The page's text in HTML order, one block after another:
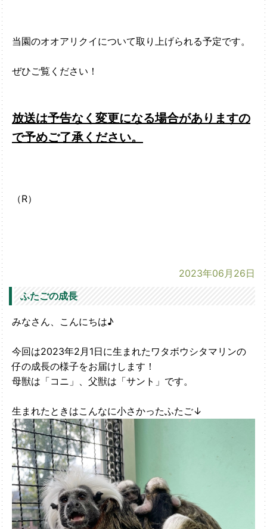
当園のオオアリクイについて取り上げられる予定です。
ぜひご覧ください！
放送は予告なく変更になる場合がありますの
で予めご了承ください。
（R）
2023年06月26日
ふたごの成長
みなさん、こんにちは♪
今回は2023年2月1日に生まれたワタボウシタマリンの
仔の成長の様子をお届けします！
母獣は「コニ」、父獣は「サント」です。
生まれたときはこんなに小さかったふたご↓